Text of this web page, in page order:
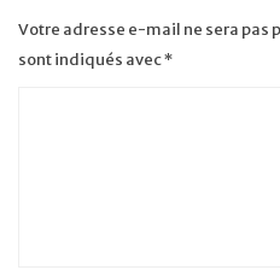
Votre adresse e-mail ne sera pas
sont indiqués avec*